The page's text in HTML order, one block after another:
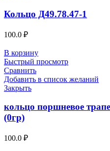
Кольцо Д49.78.47-1
100.0 ₽
В корзину
Быстрый просмотр
Сравнить
Добавить в список желаний
Закрыть
кольцо поршневое
(0гр)
100.0 ₽